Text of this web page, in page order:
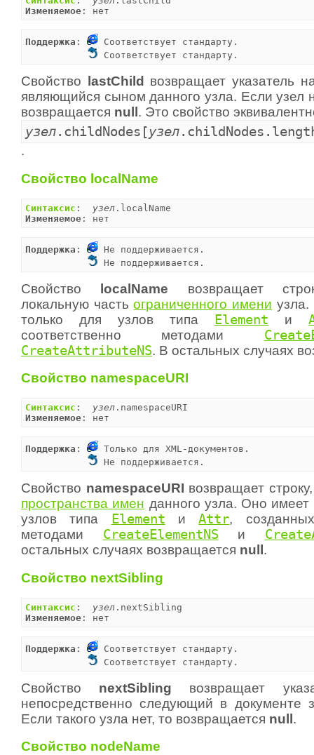
Изменяемое : нет
Поддержка :
Соответствует стандарту.
Соответствует стандарту.
Свойство lastChild
возвращает указатель
являющийся сыном данного узла. Если узел
возвращается null . Это свойство
узел.childNodes[узел
.
Свойство localName
Синтаксис : узел
Изменяемое : нет
Поддержка :
Не поддерживается.
Не поддерживается.
Свойство localName возвращает
локальную частьограниченного имени
только для узлов типа Element и
соответственно методами
CreateAttributeNS. В остальных случаях
Свойство namespaceURI
Синтаксис : узел
Изменяемое : нет
Поддержка :
Только для XML-документов.
Не поддерживается.
Свойство namespaceURI возвращает
пространства имен данного узла. Оно
узлов типа
Element иAttr,
методами CreateElementNSи
остальных случаях возвращается null .
Свойство nextSibling
Синтаксис : узел
Изменяемое : нет
Поддержка :
Соответствует стандарту.
Соответствует стандарту.
Свойство nextSibling возвращает
непосредственно следующий в документе
Если такого узла нет, то возвращается null .
Свойство nodeName